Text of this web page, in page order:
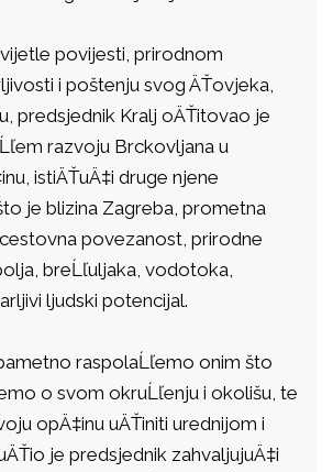
povijesti, prirodnom
i poštenju svog ÄŤovjeka,
predsjednik Kralj oÄŤitovao je
razvoju Brckovljana u
istiÄŤuÄ‡i druge njene
je blizina Zagreba, prometna
povezanost, prirodne
breĹľuljaka, vodotoka,
ljudski potencijal.
raspolaĹľemo onim što
o svom okruĹľenju i okolišu, te
opÄ‡inu uÄŤiniti urednijom i
je predsjednik zahvaljujuÄ‡i